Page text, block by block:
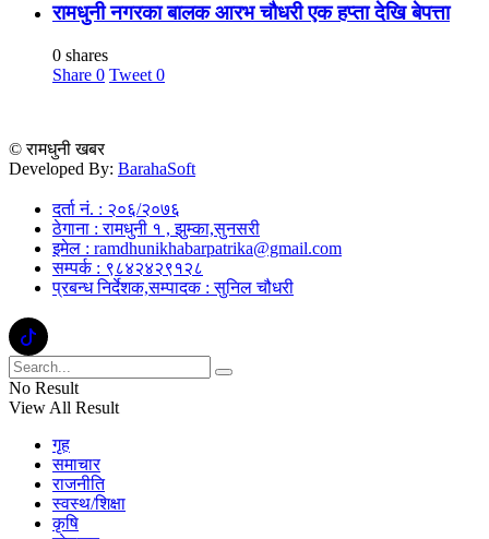
रामधुनी नगरका बालक आरभ चौधरी एक हप्ता देखि बेपत्ता
0 shares
Share 0 Tweet 0
© रामधुनी खबर
Developed By: BarahaSoft
दर्ता नं. : २०६/२०७६
ठेगाना : रामधुनी १ , झुम्का,सुनसरी
इमेल : ramdhunikhabarpatrika@gmail.com
सम्पर्क : ९८४२४२९१२८
प्रबन्ध निर्देशक,सम्पादक : सुनिल चौधरी
No Result
View All Result
गृह
समाचार
राजनीति
स्वस्थ/शिक्षा
कृषि